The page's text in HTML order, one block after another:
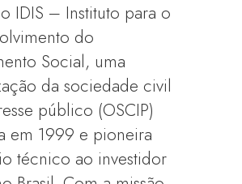
IDIS – Instituto para o
do
Social, uma
da sociedade civil
público (OSCIP)
em 1999 e pioneira
técnico ao investidor